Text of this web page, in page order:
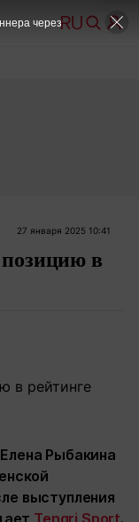
27 января 2025 10:41
в
Рыбакина
выступления
Tengri Sport.
через